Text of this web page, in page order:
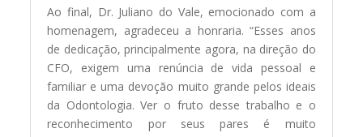
Ao final, Dr. Juliano do Vale, emocionado com a
homenagem, agradeceu a honraria. “Esses anos
de dedicação, principalmente agora, na direção do
CFO, exigem uma renúncia de vida pessoal e
familiar e uma devoção muito grande pelos ideais
da Odontologia. Ver o fruto desse trabalho e o
reconhecimento por seus pares é muito